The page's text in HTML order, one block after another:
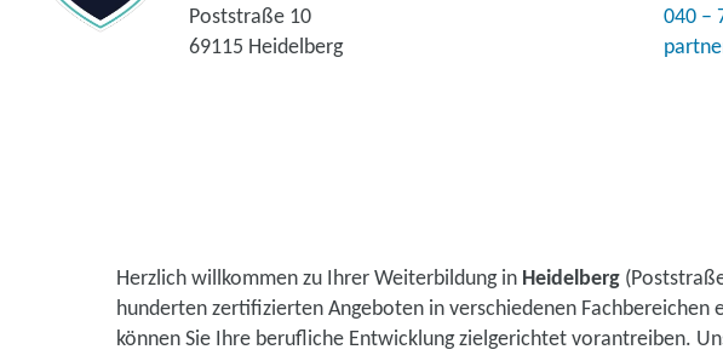
Poststraße 10
69115 Heidelberg
040 –
Herzlich willkommen zu Ihrer Weiterbildung in Heidelberg
hunderten zertifizierten Angeboten in verschiedenen
können Sie Ihre berufliche Entwicklung zielgerichtet vorantreiben.